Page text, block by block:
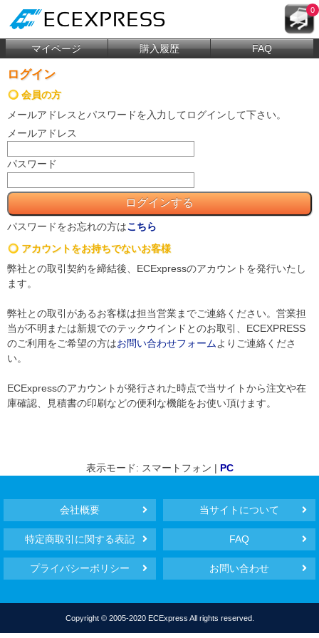
0
マイページ 購入履歴 FAQ
ログイン
会員の方
メールアドレス とパスワードを入力してログインして下さい。
メールアドレス
パスワード
パスワードをお忘れの方はこちら
アカウントをお持ちでないお客様
弊社との取引契約を締結後、ECExpressのアカウントを発行いたし
ます。
弊社との取引があるお客様は担当営業までご連絡ください。営業担
当が不明または新規でのテックウインドとのお取引、ECEXPRESS
のご利用をご希望の方はお問い合わせフォームよりご連絡くださ
い。
ECExpressのアカウントが発行された時点で当サイトから注文や在
庫確認、見積書の印刷などの便利な機能をお使い頂けます。
表示モード: スマートフォン | PC
会社概要 当サイトについて
特定商取引に関する表記 FAQ
プライバシーポリシー お問い合わせ
Copyright © 2005-2020 ECExpress All rights reserved.